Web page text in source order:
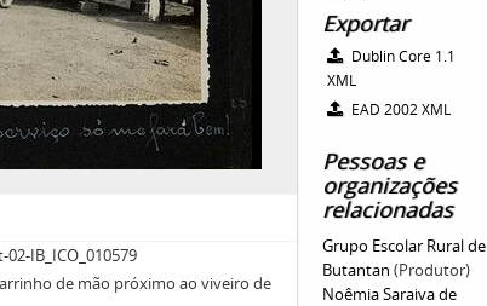
02-IB_ICO_010579
de mão próximo ao viveiro de
Exportar
Dublin Core 1.1
XML
EAD 2002 XML
Pessoas e
organizações
relacionadas
Grupo Escolar Rural de
Butantan (Produtor)
Noêmia Saraiva de